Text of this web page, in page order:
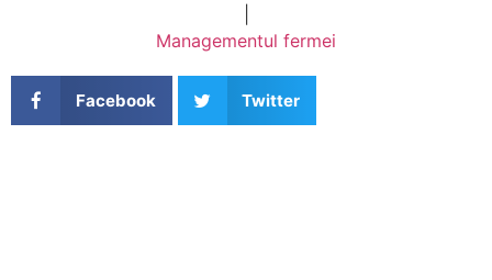
Managementul fermei
Facebook Twitter